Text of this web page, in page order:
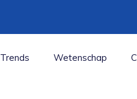
Trends Wetenschap